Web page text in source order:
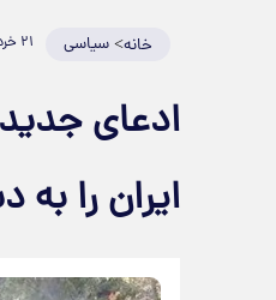
خانه>سیاسی ۲۱ خرداد ۱۴۰۵
ادعای
ایران را